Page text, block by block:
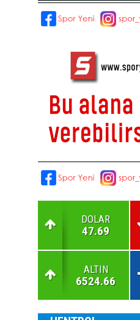
DOLAR
47.69
ALTIN
6524.66